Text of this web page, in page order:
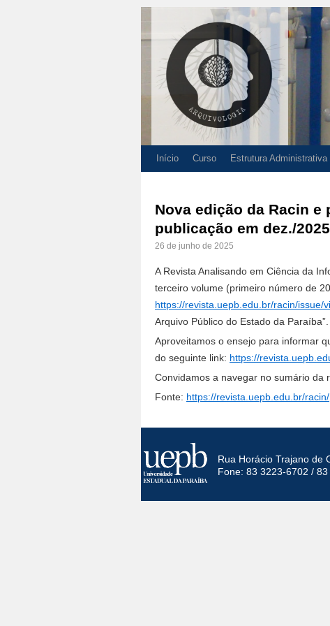
Início Curso Estrutura Administrativa
Nova edição da Racin
publicação em dez./2025
26 de junho de 2025
A Revista Analisando em Ciência da
terceiro volume (primeiro número de
https://revista.uepb.edu.br/racin/issue/
Arquivo Público do Estado da Paraíba”.
Aproveitamos o ensejo para informar
do seguinte link: https://
Convidamos a navegar no sumário da
Fonte: https://revista.uepb.edu.br/racin/
Rua Horácio Trajano de
Fone: 83 3223-6702 /